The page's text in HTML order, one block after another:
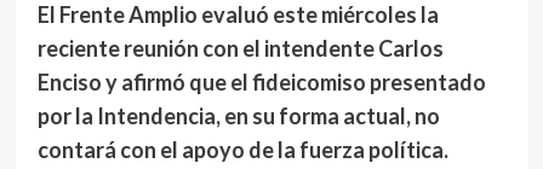
El Frente Amplio evaluó este miércoles la
reciente reunión con el intendente Carlos
Enciso y afirmó que el fideicomiso presentado
por la Intendencia, en su forma actual, no
contará con el apoyo de la fuerza política.